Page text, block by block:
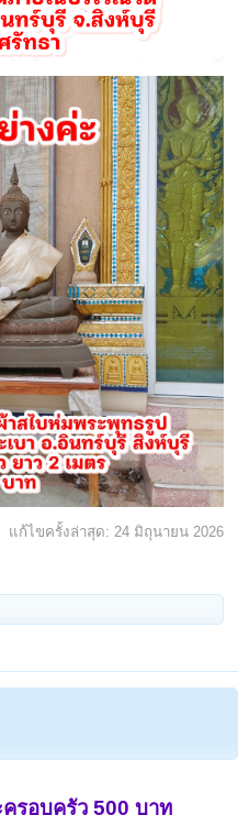
แก้ไขครั้งล่าสุด: 24 มิถุนายน 2026
รอบครัว 500 บาท